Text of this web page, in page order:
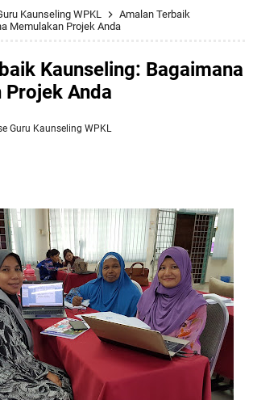
Kaunseling WPKL
Amalan Terbaik
Memulakan Projek Anda
Kaunseling: Bagaimana
Anda
Guru Kaunseling WPKL